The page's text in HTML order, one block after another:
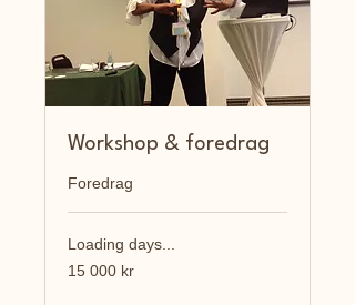
Workshop & foredrag
Foredrag
Loading days...
15 000
norske
15 000 kr